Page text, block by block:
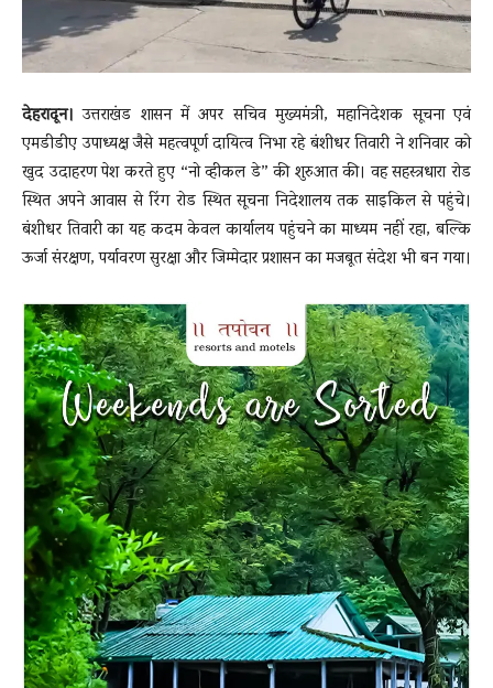
देहरादून। उत्तराखंड शासन में अपर सचिव मुख्यमंत्री, महानिदेशक सूचना एवं
एमडीडीए उपाध्यक्ष जैसे महत्वपूर्ण दायित्व निभा रहे बंशीधर तिवारी ने शनिवार को
खुद उदाहरण पेश करते हुए “नो व्हीकल डे” की शुरुआत की। वह सहस्त्रधारा रोड
स्थित अपने आवास से रिंग रोड स्थित सूचना निदेशालय तक साइकिल से पहुंचे।
बंशीधर तिवारी का यह कदम केवल कार्यालय पहुंचने का माध्यम नहीं रहा, बल्कि
ऊर्जा संरक्षण, पर्यावरण सुरक्षा और जिम्मेदार प्रशासन का मजबूत संदेश भी बन गया।